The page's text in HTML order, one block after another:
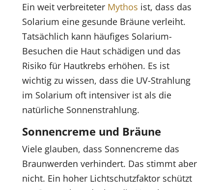
Ein weit verbreiteter Mythos ist, dass das
Solarium eine gesunde Bräune verleiht.
Tatsächlich kann häufiges Solarium-
Besuchen die Haut schädigen und das
Risiko für Hautkrebs erhöhen. Es ist
wichtig zu wissen, dass die UV-Strahlung
im Solarium oft intensiver ist als die
natürliche Sonnenstrahlung.
Sonnencreme und Bräune
Viele glauben, dass Sonnencreme das
Braunwerden verhindert. Das stimmt aber
nicht. Ein hoher Lichtschutzfaktor schützt